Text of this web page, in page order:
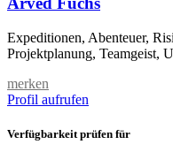
Expeditionen, Abenteuer,
Projektplanung, Teamgeist,
merken
Profil aufrufen
Verfügbarkeit prüfen für